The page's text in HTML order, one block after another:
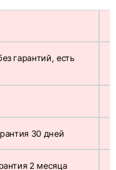
гарантий, есть
30 дней
2 месяца